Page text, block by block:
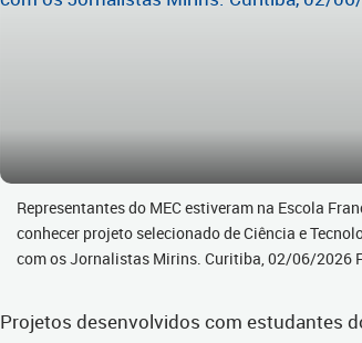
Representantes do MEC estiveram na Escola
conhecer projeto selecionado de Ciência e
com os Jornalistas Mirins. Curitiba, 02/06/2026
Projetos desenvolvidos com estudantes